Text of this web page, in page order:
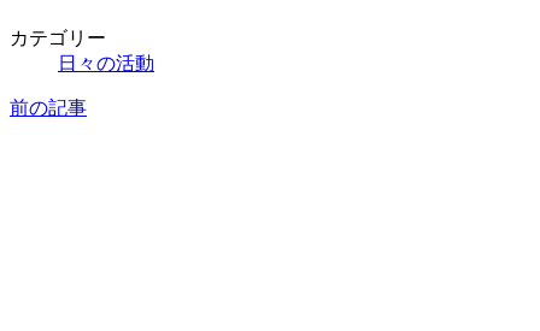
カテゴリー
日々の活動
前の記事